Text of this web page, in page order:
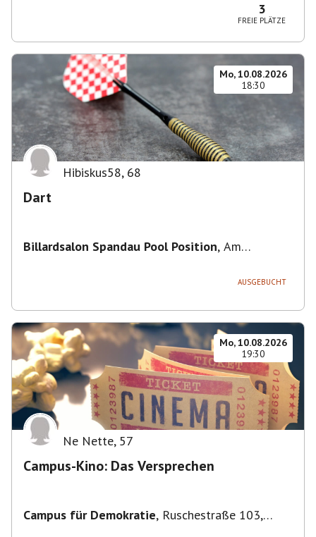
3
FREIE PLÄTZE
Mo, 10.08.2026
18:30
Hibiskus58, 68
Dart
Billardsalon Spandau Pool Position, Am
AUSGEBUCHT
Mo, 10.08.2026
19:30
Ne Nette, 57
Campus-Kino: Das Versprechen
Campus für Demokratie, Ruschestraße 103,